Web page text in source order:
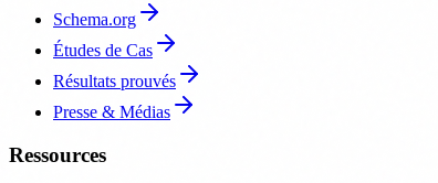
Schema.org
Études de Cas
Résultats prouvés
Presse & Médias
Ressources